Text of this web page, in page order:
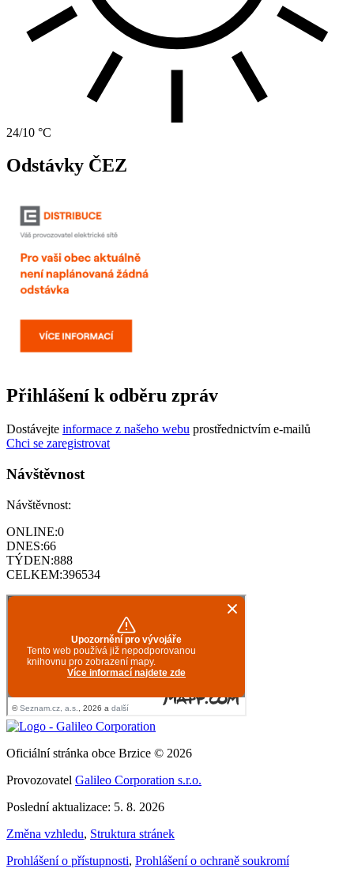
24/10 °C
Odstávky ČEZ
Přihlášení k odběru zpráv
Dostávejte informace z našeho webu prostřednictvím e-mailů
Chci se zaregistrovat
Návštěvnost
Návštěvnost:
ONLINE:0
DNES:66
TÝDEN:888
CELKEM:396534
Oficiální stránka obce Brzice © 2026
Provozovatel Galileo Corporation s.r.o.
Poslední aktualizace: 5. 8. 2026
Změna vzhledu, Struktura stránek
Prohlášení o přístupnosti, Prohlášení o ochraně soukromí